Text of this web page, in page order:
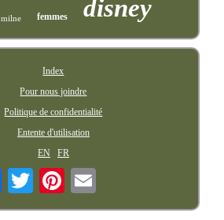
milne femmes disney
Index
Pour nous joindre
Politique de confidentialité
Entente d'utilisation
EN
FR